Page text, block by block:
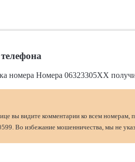
Номера 06323305XX
вы видите комментарии ко всем
Во избежание мошенничества, мы не